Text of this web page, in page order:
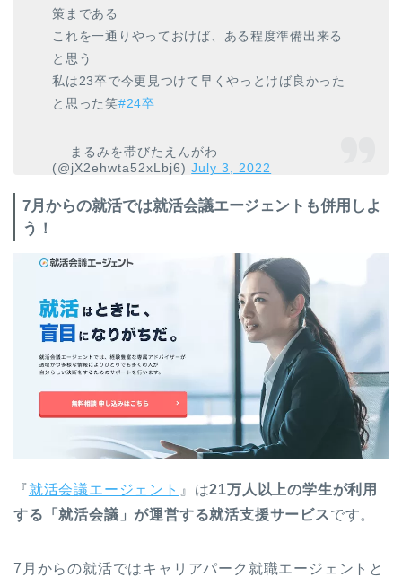
策まである
これを一通りやっておけば、ある程度準備出来る
と思う
私は23卒で今更見つけて早くやっとけば良かった
と思った笑#24卒
— まるみを帯びたえんがわ
(@jX2ehwta52xLbj6)July 3, 2022
7月からの就活では就活会議エージェントも併用しよ
う！
『就活会議エージェント 』は21万人以上の学生が利用
する「就活会議」が運営する就活支援サービスです。
7月からの就活ではキャリアパーク就職エージェントと